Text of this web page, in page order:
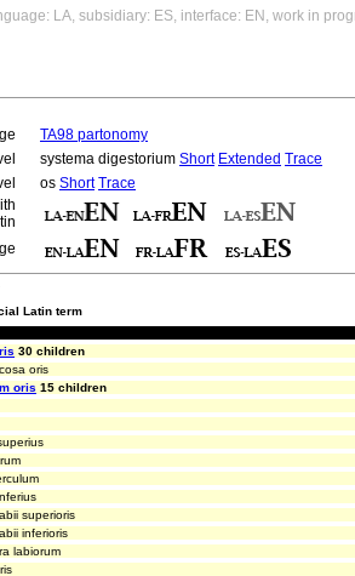
LA, subsidiary: ES, interface: EN, work in
TA98 partonomy
systema digestorium Short Extended Trace
os Short Trace
Latin term
30 children
oris
oris 15 children
superioris
inferioris
labiorum